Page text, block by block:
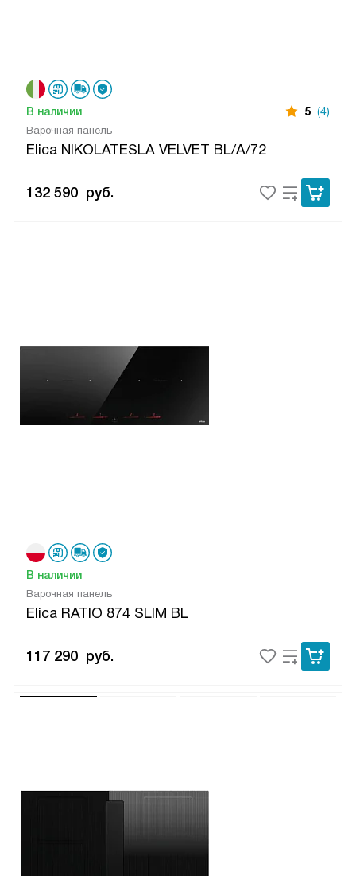
Варочная панель
Elica NIKOLATESLA VELVET BL/A/72
В наличии 5 (4)
132 590 руб.
Варочная панель
Elica RATIO 874 SLIM BL
В наличии
117 290 руб.